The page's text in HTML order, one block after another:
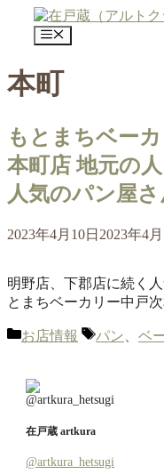
ン
ツ
ス
キ
ッ
プ
メ
ュ
本町
もとまちベー
本町店 地元の
人気のパン屋さ
2023年4月10日 2023年4月
明野店、下郡店に続く
とまちベーカリー中戸次
カ
リ
ー
お店情報
タ
パン ベ
在戸蔵 artkura
@artkura_hetsugi